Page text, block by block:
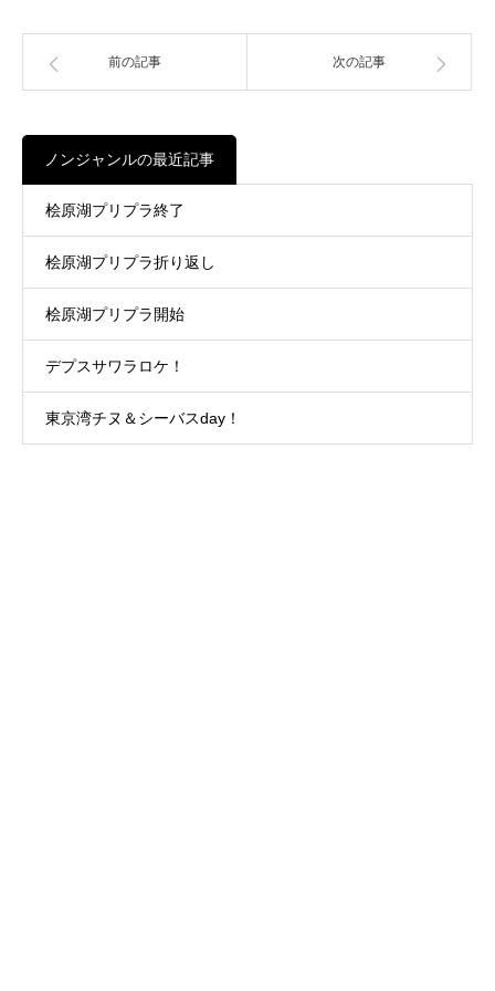
前の記事 次の記事
ノンジャンルの最近記事
桧原湖プリプラ終了
桧原湖プリプラ折り返し
桧原湖プリプラ開始
デプスサワラロケ！
東京湾チヌ＆シーバスday！